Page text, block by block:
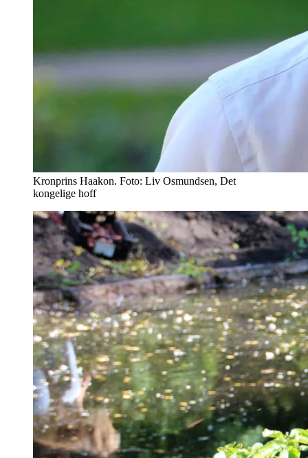
Kronprins Haakon. Foto: Liv Osmundsen, Det
kongelige hoff